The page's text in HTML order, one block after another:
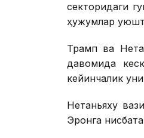
секторидаги
ҳужумлар
Трамп ва
давомида
кейинчалик
Нетаньяху
Эронга